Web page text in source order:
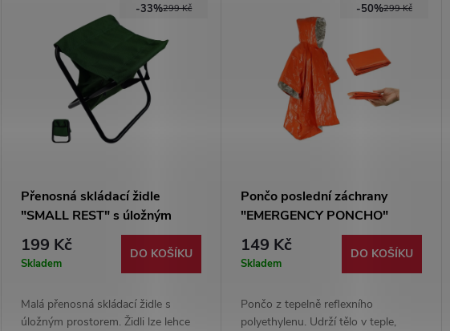
299 Kč
-33%
Přenosná skládací židle
"SMALL REST" s úložným
prostorem
199 Kč
Skladem
DO KOŠÍKU
Malá přenosná skládací židle s
úložným prostorem. Židli lze lehce
299 Kč
-50%
Pončo poslední záchrany
"EMERGENCY PONCHO"
149 Kč
Skladem
DO KOŠÍKU
Pončo z tepelně reflexního
polyethylenu. Udrží tělo v teple,